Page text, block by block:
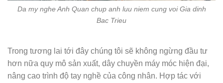
Da my nghe Anh Quan chup anh luu niem cung voi Gia dinh
Bac Trieu
Trong tương lai tới đây chúng tôi sẽ không ngừng đầu tư
hơn nữa quy mô sản xuất, dây chuyền máy móc hiện đại,
nâng cao trình độ tay nghề của công nhân. Hợp tác với